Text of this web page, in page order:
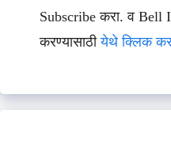
Subscribe करा. व Bell
करण्यासाठीयेथे क्लिक